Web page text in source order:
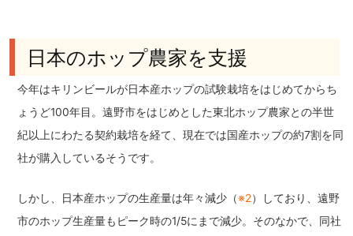
日本のホップ農家を支援
今年はキリンビールが日本産ホップの試験栽培をはじめてからち
ょうど100年目。遠野市をはじめとした東北ホップ農家との半世
紀以上にわたる契約栽培を経て、現在では国産ホップの約7割を同
社が購入しているそうです。
しかし、日本産ホップの生産量は年々減少（※2）しており、遠野
市のホップ生産量もピーク時の1/5にまで減少。そのなかで、同社